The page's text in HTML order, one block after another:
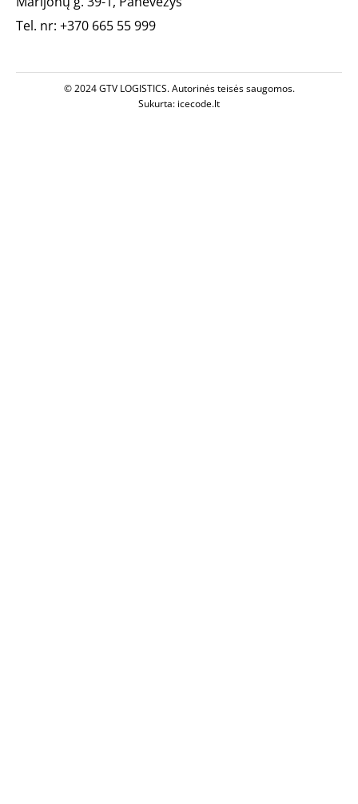
Tel. nr: +370 665 55 999
© 2024 GTV LOGISTICS.Autorinės teisės saugomos.
Sukurta: icecode.lt